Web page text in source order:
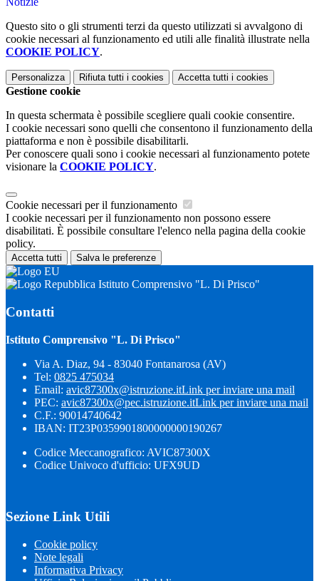
Questo sito o gli strumenti terzi da questo utilizzati si avvalgono di
cookie necessari al funzionamento ed utili alle finalità illustrate nella
COOKIE POLICY.
Personalizza Rifiuta tutti i cookies Accetta tutti i cookies
Gestione cookie
In questa schermata è possibile scegliere quali cookie consentire.
I cookie necessari sono quelli che consentono il funzionamento della
piattaforma e non è possibile disabilitarli.
Per conoscere quali sono i cookie necessari al funzionamento potete
visionare la COOKIE POLICY.
Cookie necessari per il funzionamento
I cookie necessari per il funzionamento non possono essere
disabilitati. È possibile consultare l'elenco nella pagina della cookie
policy.
Accetta tutti Salva le preferenze
Istituto Comprensivo "L. Di Prisco"
Contatti
Istituto Comprensivo "L. Di Prisco"
Via A. Diaz, 94 - 83040 Fontanarosa (AV)
Tel: 0825 475034
Email: avic87300x@istruzione.itLink per inviare una mail
PEC: avic87300x@pec.istruzione.itLink per inviare una mail
C.F.: 90014740642
IBAN: IT23P0359901800000000190267
Codice Meccanografico: AVIC87300X
Codice Univoco d'ufficio: UFX9UD
Sezione Link Utili
Cookie policy
Note legali
Informativa Privacy